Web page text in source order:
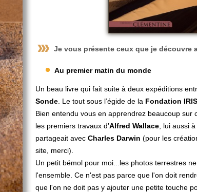
Je vous présente ceux que je découvre
Au premier matin du monde
Un beau livre qui fait suite à deux expéditions
Sonde . Le tout sous l’égide de la Fondation IRIS
Bien entendu vous en apprendrez beaucoup sur
les premiers travaux d’Alfred Wallace , lui aussi
partageait avec Charles Darwin (pour les
site, merci).
Un petit bémol pour moi...les photos terrestres
l'ensemble. Ce n'est pas parce que l'on doit
que l'on ne doit pas y ajouter une petite touche